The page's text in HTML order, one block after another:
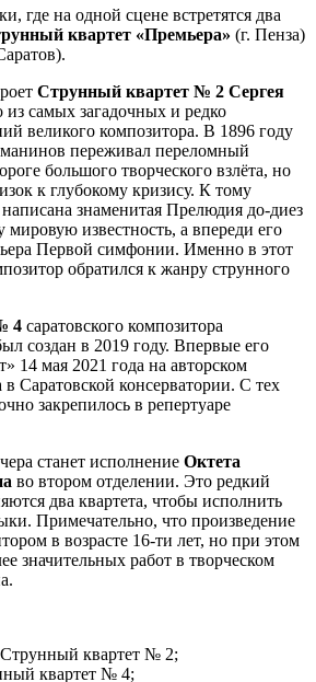
где на одной сцене встретятся два
квартет «Премьера» (г. Пенза)
Струнный квартет № 2 Сергея
самых загадочных и редко
великого композитора. В 1896 году
переживал переломный
большого творческого взлёта, но
к глубокому кризису. К тому
знаменитая Прелюдия до‑диез
известность, а впереди его
Первой симфонии. Именно в этот
обратился к жанру струнного
4 саратовского композитора
создан в 2019 году. Впервые его
14 мая 2021 года на авторском
в Саратовской консерватории. С тех
закрепилось в репертуаре
станет исполнение Октета
во втором отделении. Это редкий
два квартета, чтобы исполнить
Примечательно, что произведение
в возрасте 16‑ти лет, но при этом
значительных работ в творческом
квартет № 2;
квартет № 4;